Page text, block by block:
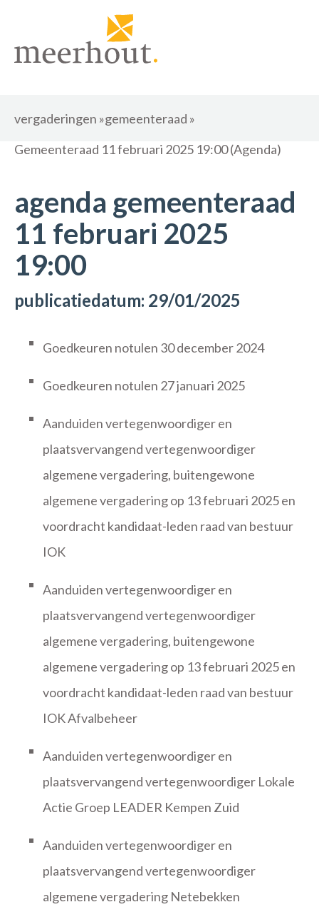
vergaderingen »gemeenteraad »
Gemeenteraad 11 februari 2025 19:00 (Agenda)
agenda gemeenteraad
11 februari 2025
19:00
publicatiedatum: 29/01/2025
Goedkeuren notulen 30 december 2024
Goedkeuren notulen 27 januari 2025
Aanduiden vertegenwoordiger en
plaatsvervangend vertegenwoordiger
algemene vergadering, buitengewone
algemene vergadering op 13 februari 2025 en
voordracht kandidaat-leden raad van bestuur
IOK
Aanduiden vertegenwoordiger en
plaatsvervangend vertegenwoordiger
algemene vergadering, buitengewone
algemene vergadering op 13 februari 2025 en
voordracht kandidaat-leden raad van bestuur
IOK Afvalbeheer
Aanduiden vertegenwoordiger en
plaatsvervangend vertegenwoordiger Lokale
Actie Groep LEADER Kempen Zuid
Aanduiden vertegenwoordiger en
plaatsvervangend vertegenwoordiger
algemene vergadering Netebekken